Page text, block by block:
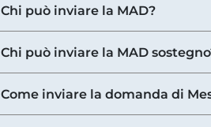
Chi può inviare la MAD?
Chi può inviare la MAD
Come inviare la domanda di